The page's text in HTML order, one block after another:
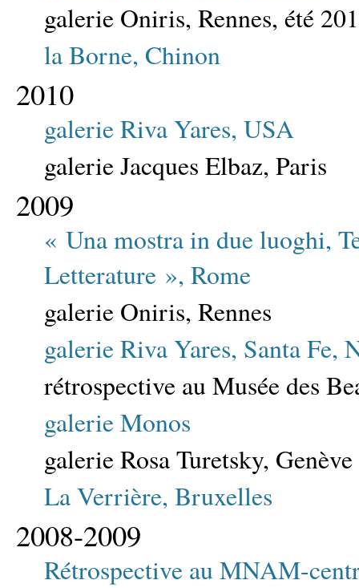
galerie Oniris, Rennes, été
la Borne, Chinon
2010
galerie Riva Yares, USA
galerie Jacques Elbaz, Paris
2009
« Una mostra in due luoghi,
Letterature », Rome
galerie Oniris, Rennes
galerie Riva Yares, Santa Fe,
rétrospective au Musée des
galerie Monos
galerie Rosa Turetsky, Genève
La Verrière, Bruxelles
2008-2009
Rétrospective au MNAM-